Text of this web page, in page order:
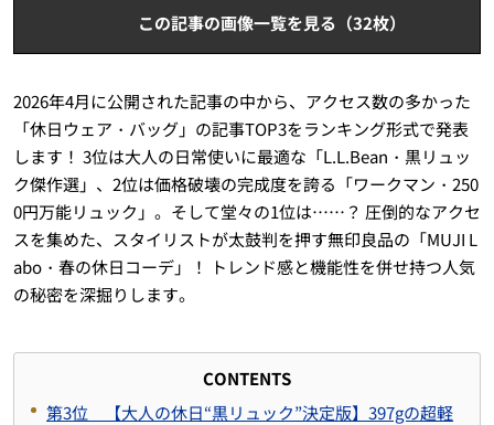
この記事の画像一覧を見る（32枚）
2026年4月に公開された記事の中から、アクセス数の多かった
「休日ウェア・バッグ」の記事TOP3をランキング形式で発表
します！ 3位は大人の日常使いに最適な「L.L.Bean・黒リュッ
ク傑作選」、2位は価格破壊の完成度を誇る「ワークマン・250
0円万能リュック」。そして堂々の1位は……？ 圧倒的なアクセ
スを集めた、スタイリストが太鼓判を押す無印良品の「MUJI L
abo・春の休日コーデ」！ トレンド感と機能性を併せ持つ人気
の秘密を深掘りします。
CONTENTS
第3位 【大人の休日“黒リュック”決定版】397gの超軽